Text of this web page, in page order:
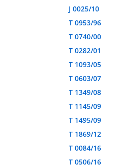
J 0025/10
T 0953/96
T 0740/00
T 0282/01
T 1093/05
T 0603/07
T 1349/08
T 1145/09
T 1495/09
T 1869/12
T 0084/16
T 0506/16